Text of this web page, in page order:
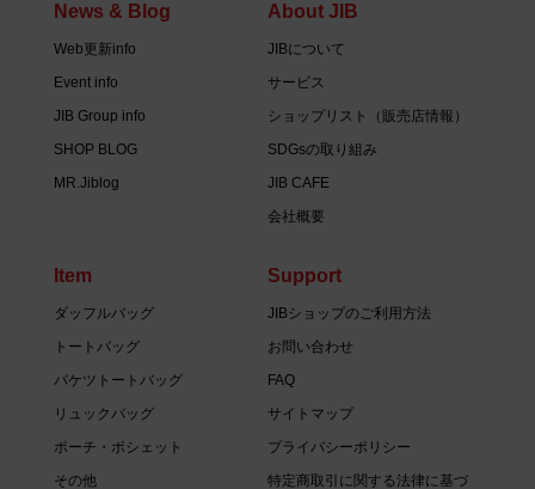
News & Blog
Web更新info
Event info
JIB Group info
SHOP BLOG
MR.Jiblog
About JIB
JIBについて
サービス
ショップリスト（販売店情報）
SDGsの取り組み
JIB CAFE
会社概要
Item
ダッフルバッグ
トートバッグ
バケツトートバッグ
リュックバッグ
ポーチ・ポシェット
その他
Support
JIBショップのご利用方法
お問い合わせ
FAQ
サイトマップ
プライバシーポリシー
特定商取引に関する法律に基づ